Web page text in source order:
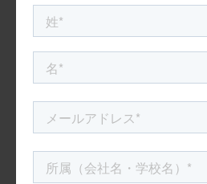
ワイヤーフレームを元に、Web
します。まずはメインとなるト
成しながら、サイトの世界観や
た必要に応じて、コピーライテ
編集なども行います。
6. 開発・テスト